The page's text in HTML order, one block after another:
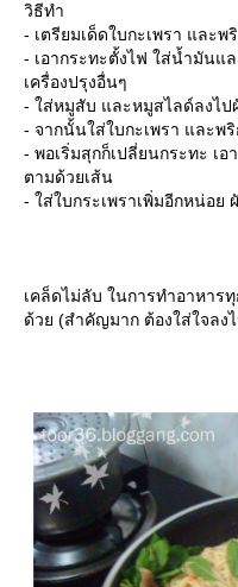
วิธีทำ
- เตรียมเด็ดใบกะเพรา และ
- เอากระทะตั้งไฟ ใส่น้ำมันแ
เครื่องปรุงอื่นๆ
- ใส่หมูสับ และหมูสไลด์ลงไ
- จากนั้นใส่ใบกะเพรา และพ
- พอเริ่มสุกก็เปลี่ยนกระทะ เอ
ตามด้วยเส้น
- ใส่ใบกระเพราเพิ่มอีกหน่อย
เคล็ดไม่ลับ ในการทำอาหาร
ด้วย (สำคัญมาก ต้องใส่ใจล